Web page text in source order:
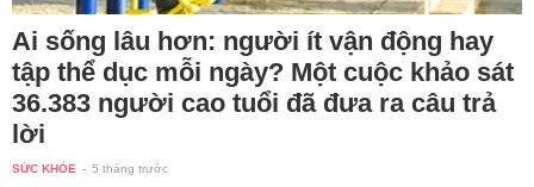
Ai sống lâu hơn: người ít vận động hay
tập thể dục mỗi ngày? Một cuộc khảo sát
36.383 người cao tuổi đã đưa ra câu trả
lời
SỨC KHỎE - 5 tháng trước